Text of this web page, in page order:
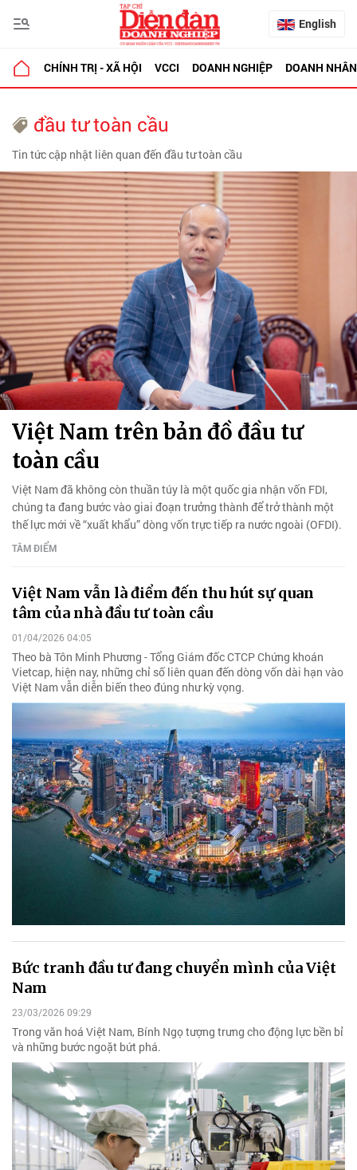
English
CHÍNH TRỊ - XÃ HỘI VCCI DOANH NGHIỆP DOANH NHÂN
đầu tư toàn cầu
Tin tức cập nhật liên quan đến đầu tư toàn cầu
Việt Nam trên bản đồ đầu tư
toàn cầu
Việt Nam đã không còn thuần túy là một quốc gia nhận vốn FDI,
chúng ta đang bước vào giai đoạn trưởng thành để trở thành một
thế lực mới về “xuất khẩu” dòng vốn trực tiếp ra nước ngoài (OFDI).
TÂM ĐIỂM
Việt Nam vẫn là điểm đến thu hút sự quan
tâm của nhà đầu tư toàn cầu
01/04/2026 04:05
Theo bà Tôn Minh Phương - Tổng Giám đốc CTCP Chứng khoán
Vietcap, hiện nay, những chỉ số liên quan đến dòng vốn dài hạn vào
Việt Nam vẫn diễn biến theo đúng như kỳ vọng.
Bức tranh đầu tư đang chuyển mình của Việt
Nam
23/03/2026 09:29
Trong văn hoá Việt Nam, Bính Ngọ tượng trưng cho động lực bền bỉ
và những bước ngoặt bứt phá.